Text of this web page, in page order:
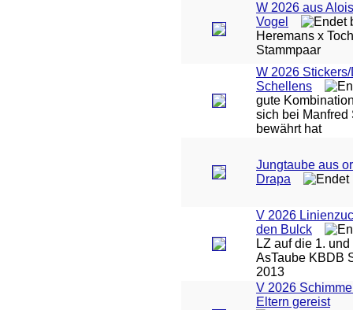
W 2026 aus
Vogel
Heremans x
Stammpaar
W 2026
Schellens
gute
sich bei Manfred
bewährt hat
Jungtaube aus
Drapa
V 2026
den Bulck
LZ auf die 1. und
AsTaube KBDB
2013
V 2026
Eltern gereist